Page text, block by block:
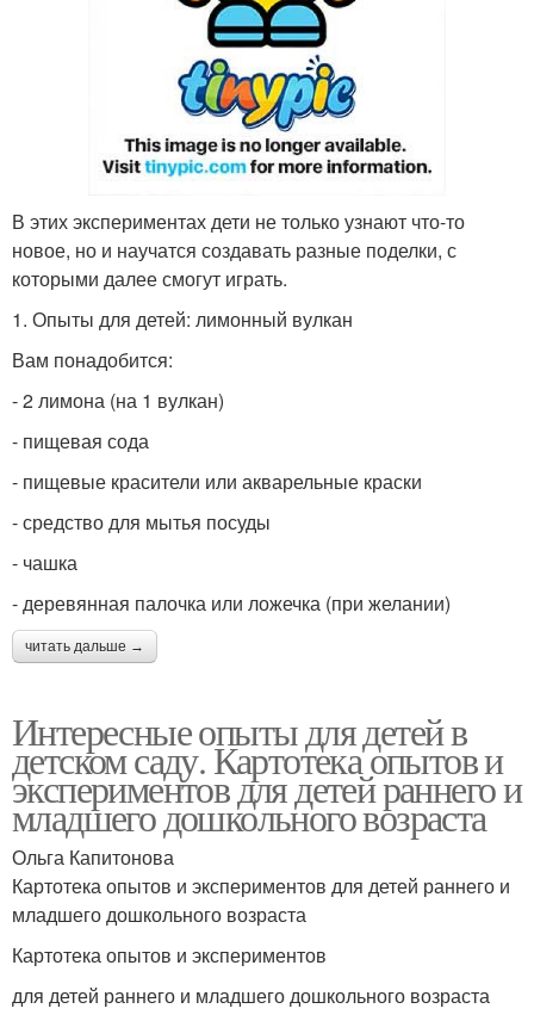
В этих экспериментах дети не только узнают что-то
новое, но и научатся создавать разные поделки, с
которыми далее смогут играть.
1. Опыты для детей: лимонный вулкан
Вам понадобится:
- 2 лимона (на 1 вулкан)
- пищевая сода
- пищевые красители или акварельные краски
- средство для мытья посуды
- чашка
- деревянная палочка или ложечка (при желании)
читать дальше →
Интересные опыты для детей в
детском саду. Картотека опытов и
экспериментов для детей раннего и
младшего дошкольного возраста
Ольга Капитонова
Картотека опытов и экспериментов для детей раннего и
младшего дошкольного возраста
Картотека опытов и экспериментов
для детей раннего и младшего дошкольного возраста